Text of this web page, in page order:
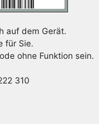
auf dem Gerät.
für Sie.
ohne Funktion sein.
310